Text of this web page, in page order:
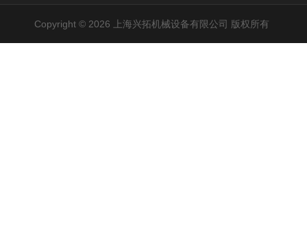
Copyright © 2026 上海兴拓机械设备有限公司 版权所有